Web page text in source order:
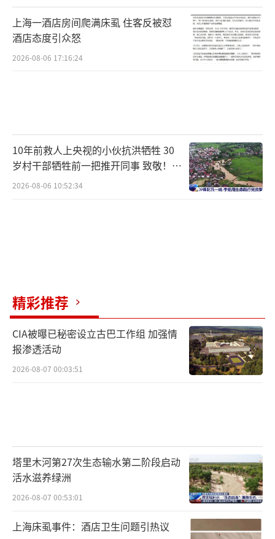
上海一酒店房间爬满床虱 住客反被怼
酒店态度引众怒
2026-08-06 17:16:24
10年前救人上央视的小伙抗洪牺牲 30
岁村干部牺牲前一把推开同事 致敬！送
别！
2026-08-06 10:52:34
精彩推荐
CIA被曝已秘密设立古巴工作组 加强情
报渗透活动
2026-08-07 00:03:51
塔里木河第27次生态输水第二阶段启动
活水滋养绿洲
2026-08-07 00:53:01
上海床虱事件：酒店卫生问题引热议